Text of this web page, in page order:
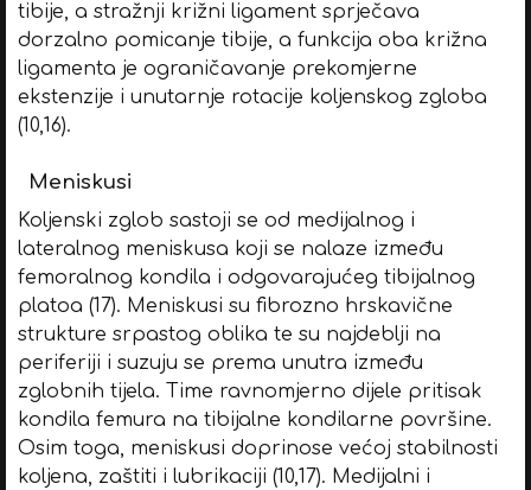
tibije, a stražnji križni ligament sprječava
dorzalno pomicanje tibije, a funkcija oba križna
ligamenta je ograničavanje prekomjerne
ekstenzije i unutarnje rotacije koljenskog zgloba
(10,16).
Meniskusi
Koljenski zglob sastoji se od medijalnog i
lateralnog meniskusa koji se nalaze između
femoralnog kondila i odgovarajućeg tibijalnog
platoa (17). Meniskusi su fibrozno hrskavične
strukture srpastog oblika te su najdeblji na
periferiji i suzuju se prema unutra između
zglobnih tijela. Time ravnomjerno dijele pritisak
kondila femura na tibijalne kondilarne površine.
Osim toga, meniskusi doprinose većoj stabilnosti
koljena, zaštiti i lubrikaciji (10,17). Medijalni i